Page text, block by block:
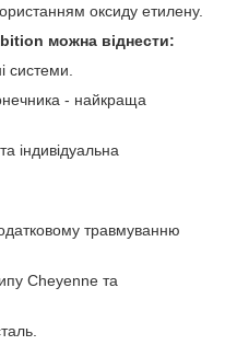
оксиду етилену.
можна віднести:
системи.
- найкраща
індивідуальна
травмуванню
Cheyenne та